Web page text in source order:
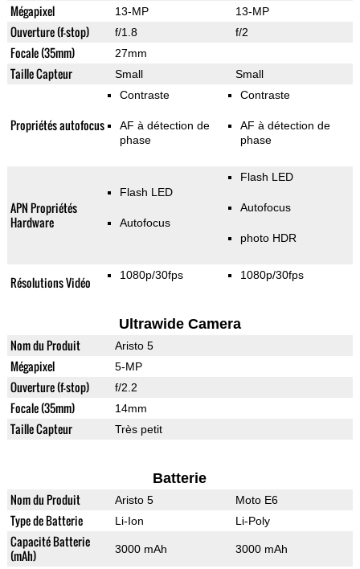
Mégapixel 13-MP 13-MP
Ouverture (f-stop) f/1.8 f/2
Focale (35mm) 27mm
Taille Capteur Small Small
Propriétés autofocus
Contraste
AF à détection de
phase
Contraste
AF à détection de
phase
APN Propriétés
Hardware
Flash LED
Autofocus
Flash LED
Autofocus
photo HDR
Résolutions Vidéo 1080p/30fps 1080p/30fps
Ultrawide Camera
Nom du Produit Aristo 5
Mégapixel 5-MP
Ouverture (f-stop) f/2.2
Focale (35mm) 14mm
Taille Capteur Très petit
Batterie
Nom du Produit Aristo 5 Moto E6
Type de Batterie Li-Ion Li-Poly
Capacité Batterie
(mAh)
3000 mAh 3000 mAh